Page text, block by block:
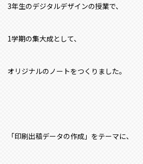
3年生のデジタルデザインの授業で、
1学期の集大成として、
オリジナルのノートをつくりました。
「印刷出稿データの作成」をテーマに、